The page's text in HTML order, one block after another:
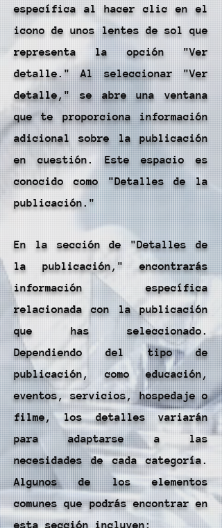
específica al hacer clic en el
icono de unos lentes de sol que
representa la opción "Ver
detalle." Al seleccionar "Ver
detalle," se abre una ventana
que te proporciona información
adicional sobre la publicación
en cuestión. Este espacio es
conocido como "Detalles de la
publicación."
En la sección de "Detalles de
la publicación," encontrarás
información específica
relacionada con la publicación
que has seleccionado.
Dependiendo del tipo de
publicación, como educación,
eventos, servicios, hospedaje o
filme, los detalles variarán
para adaptarse a las
necesidades de cada categoría.
Algunos de los elementos
comunes que podrás encontrar en
esta sección incluyen: